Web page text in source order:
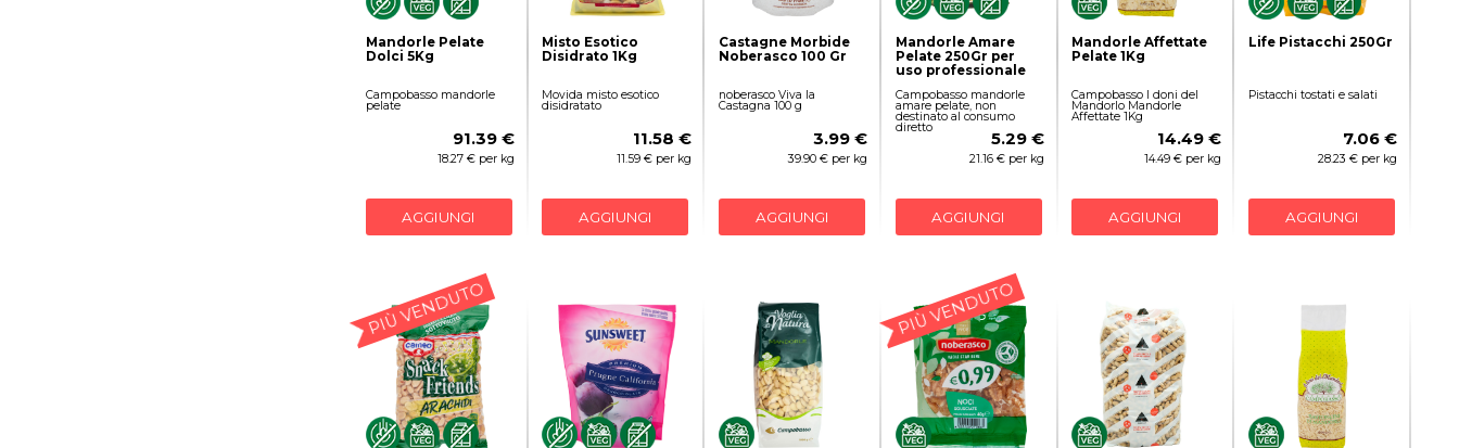
Mandorle Pelate
Dolci 5Kg
Campobasso mandorle
pelate
91.39 €
18.27 € per kg
AGGIUNGI
Misto Esotico
Disidrato 1Kg
Movida misto esotico
disidratato
11.58 €
11.59 € per kg
AGGIUNGI
Castagne Morbide
Noberasco 100 Gr
noberasco Viva la
Castagna 100 g
3.99 €
39.90 € per kg
AGGIUNGI
Mandorle Amare
Pelate 250Gr per
uso professionale
Campobasso mandorle
amare pelate, non
destinato al consumo
diretto
5.29 €
21.16 € per kg
AGGIUNGI
Mandorle Affettate
Pelate 1Kg
Campobasso I doni del
Mandorlo Mandorle
Affettate 1Kg
14.49 €
14.49 € per kg
AGGIUNGI
Life Pistacchi 250Gr
Pistacchi tostati e salati
7.06 €
28.23 € per kg
AGGIUNGI
PIÙ VENDUTO PIÙ VENDUTO